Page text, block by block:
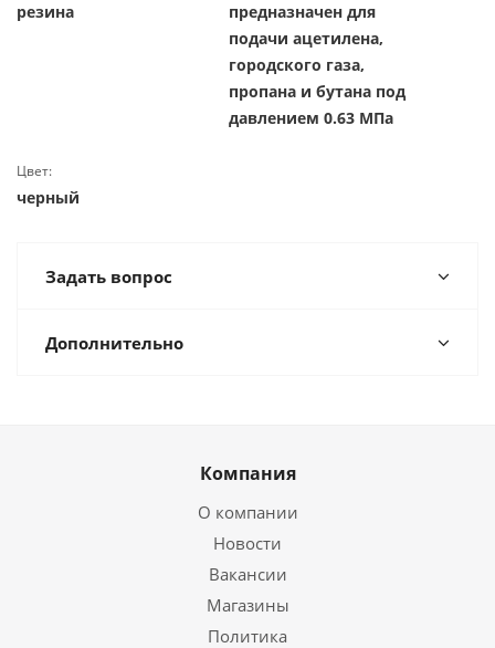
резина
предназначен для
подачи ацетилена,
городского газа,
пропана и бутана под
давлением 0.63 МПа
Цвет:
черный
Задать вопрос
Дополнительно
Компания
О компании
Новости
Вакансии
Магазины
Политика